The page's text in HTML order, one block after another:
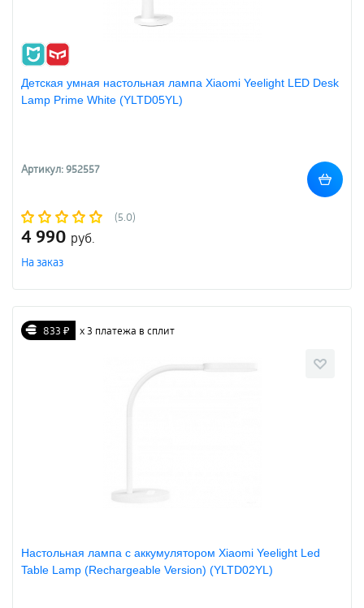
Детская умная настольная лампа Xiaomi Yeelight LED Desk
Lamp Prime White (YLTD05YL)
Артикул: 952557
(5.0)
4 990 руб.
На заказ
833 ₽ х 3 платежа в сплит
Настольная лампа с аккумулятором Xiaomi Yeelight Led
Table Lamp (Rechargeable Version) (YLTD02YL)